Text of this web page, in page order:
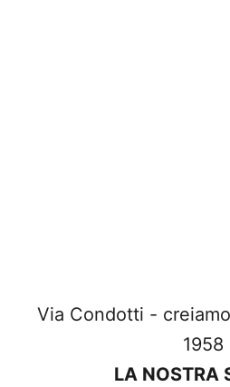
Via Condotti -
1958
LA NOSTRA